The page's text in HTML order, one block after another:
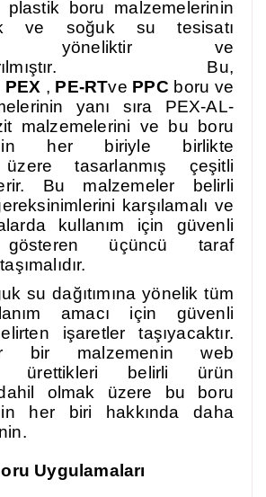
boru malzemelerinin
ve soğuk su tesisatı
yöneliktir ve
Bu,
PEX , PE-RTve PPC boru ve
yanı sıra PEX-AL-
malzemelerini ve bu boru
her biriyle birlikte
üzere tasarlanmış çeşitli
Bu malzemeler belirli
karşılamalı ve
kullanım için güvenli
gösteren üçüncü taraf
su dağıtımına yönelik tüm
amacı için güvenli
işaretler taşıyacaktır.
bir malzemenin web
ürettikleri belirli ürün
olmak üzere bu boru
her biri hakkında daha
Uygulamaları